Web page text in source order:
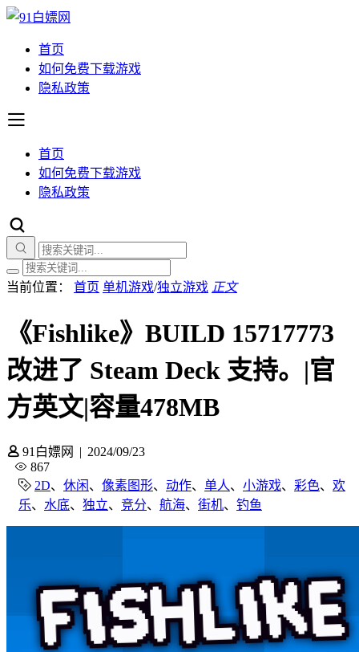
首页
如何免费下载游戏
隐私政策
首页
如何免费下载游戏
隐私政策
当前位置： 首页 单机游戏/独立游戏 正文
《Fishlike》BUILD 15717773
改进了 Steam Deck 支持。|官
方英文|容量478MB
91白嫖网 | 2024/09/23
867
2D、 休闲 、 像素图形、 动作、 单人、 小游戏、 彩色、 欢
乐、 水底、 独立、 竞分、 航海、 街机、 钓鱼